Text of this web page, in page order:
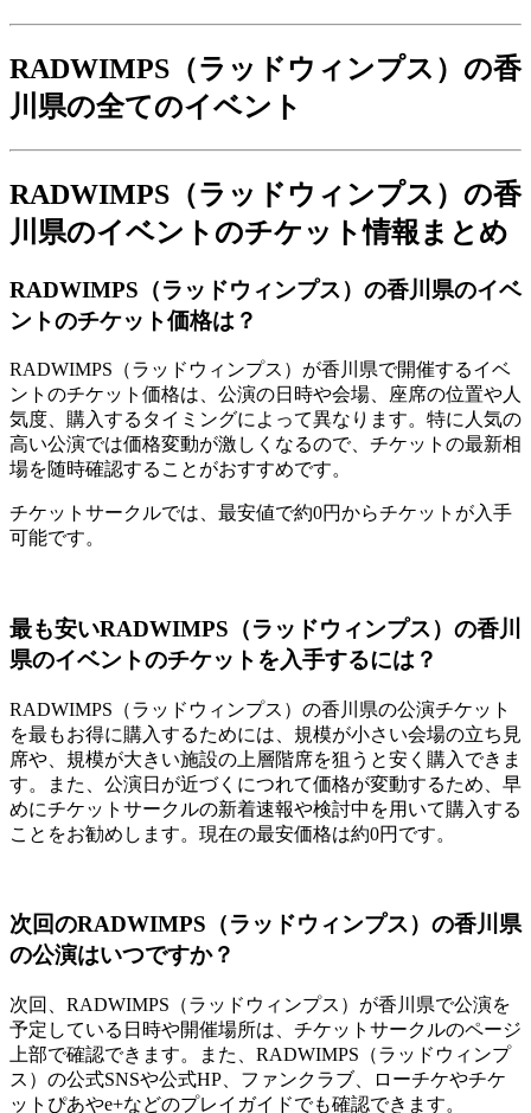
RADWIMPS（ラッドウィンプス）の香
川県の全てのイベント
RADWIMPS（ラッドウィンプス）の香
川県のイベントのチケット情報まとめ
RADWIMPS（ラッドウィンプス）の香川県のイベ
ントのチケット価格は？
RADWIMPS（ラッドウィンプス）が香川県で開催するイベ
ントのチケット価格は、公演の日時や会場、座席の位置や人
気度、購入するタイミングによって異なります。特に人気の
高い公演では価格変動が激しくなるので、チケットの最新相
場を随時確認することがおすすめです。
チケットサークルでは、最安値で約0円からチケットが入手
可能です。
最も安いRADWIMPS（ラッドウィンプス）の香川
県のイベントのチケットを入手するには？
RADWIMPS（ラッドウィンプス）の香川県の公演チケット
を最もお得に購入するためには、規模が小さい会場の立ち見
席や、規模が大きい施設の上層階席を狙うと安く購入できま
す。また、公演日が近づくにつれて価格が変動するため、早
めにチケットサークルの新着速報や検討中を用いて購入する
ことをお勧めします。現在の最安価格は約0円です。
次回のRADWIMPS（ラッドウィンプス）の香川県
の公演はいつですか？
次回、RADWIMPS（ラッドウィンプス）が香川県で公演を
予定している日時や開催場所は、チケットサークルのページ
上部で確認できます。また、RADWIMPS（ラッドウィンプ
ス）の公式SNSや公式HP、ファンクラブ、ローチケやチケ
ットぴあやe+などのプレイガイドでも確認できます。